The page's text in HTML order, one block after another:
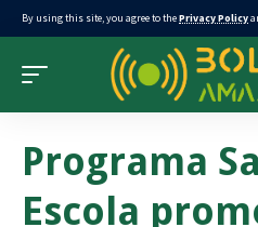
By using this site, you agree to thePrivacy Policy
Programa
Escola